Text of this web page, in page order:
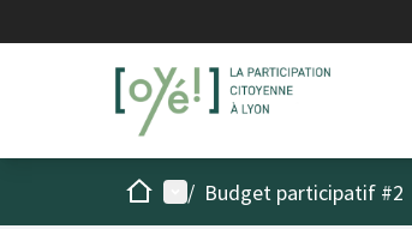
AccueilMenu principal
/ Budget participatif #2